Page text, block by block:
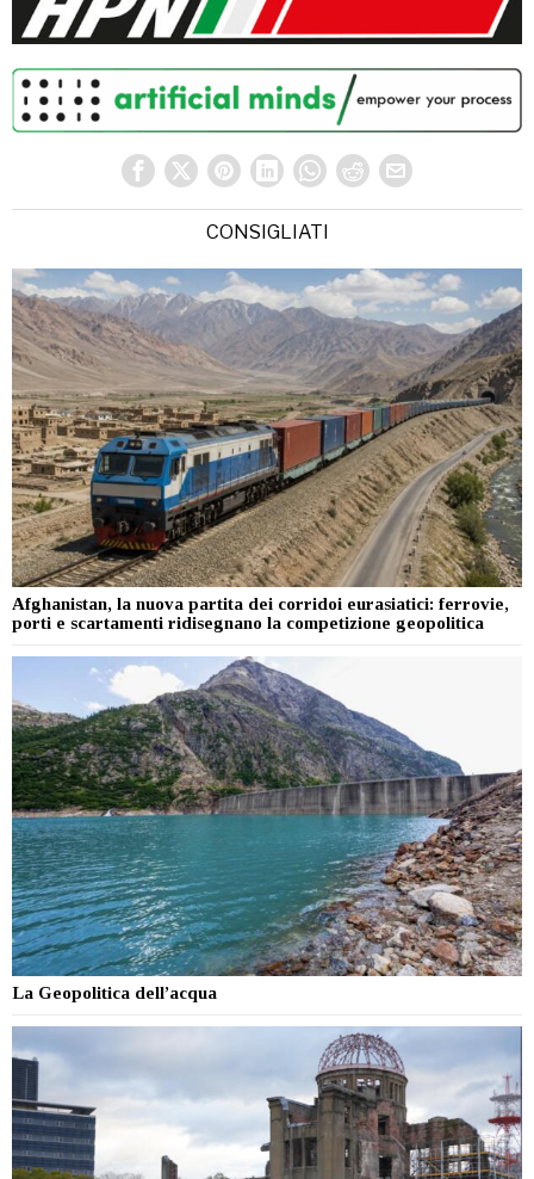
CONSIGLIATI
Afghanistan, la nuova partita dei corridoi eurasiatici: ferrovie,
porti e scartamenti ridisegnano la competizione geopolitica
La Geopolitica dell’acqua